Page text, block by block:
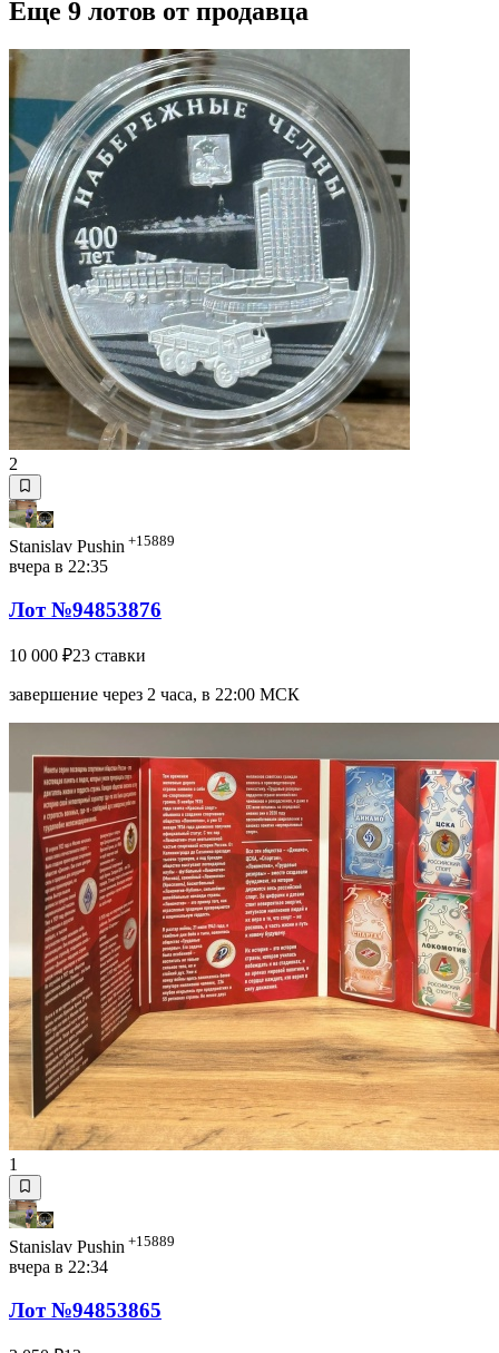
Еще 9 лотов от продавца
2
Stanislav Pushin +15889
вчера в 22:35
Лот №94853876
10 000 ₽23 ставки
завершение через 2 часа, в 22:00 МСК
1
Stanislav Pushin +15889
вчера в 22:34
Лот №94853865